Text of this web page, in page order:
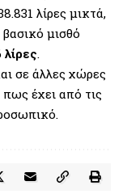
λίρες μικτά,
μισθό
λίρες.
σε άλλες χώρες
έχει από τις